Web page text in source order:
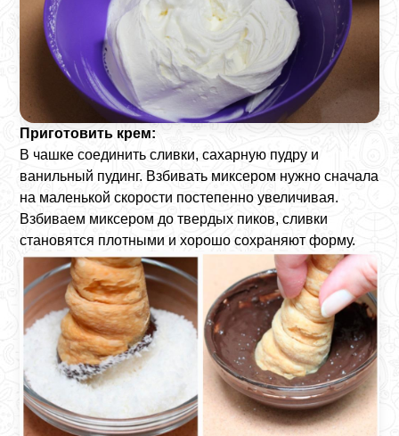
Приготовить крем:
В чашке соединить сливки, сахарную пудру и
ванильный пудинг. Взбивать миксером нужно сначала
на маленькой скорости постепенно увеличивая.
Взбиваем миксером до твердых пиков, сливки
становятся плотными и хорошо сохраняют форму.